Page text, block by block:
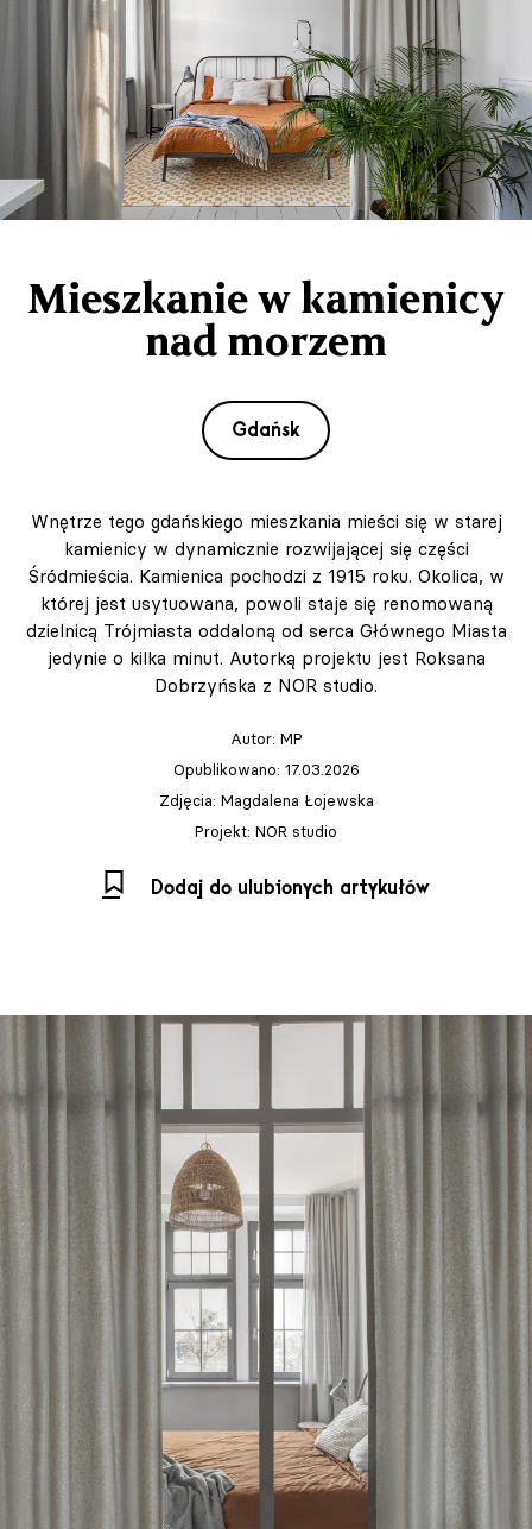
Mieszkanie w kamienicy
nad morzem
Gdańsk
Wnętrze tego gdańskiego mieszkania mieści się w starej
kamienicy w dynamicznie rozwijającej się części
Śródmieścia. Kamienica pochodzi z 1915 roku. Okolica, w
której jest usytuowana, powoli staje się renomowaną
dzielnicą Trójmiasta oddaloną od serca Głównego Miasta
jedynie o kilka minut. Autorką projektu jest Roksana
Dobrzyńska z NOR studio.
Autor: MP
Opublikowano: 17.03.2026
Zdjęcia: Magdalena Łojewska
Projekt: NOR studio
Dodaj do ulubionych artykułów